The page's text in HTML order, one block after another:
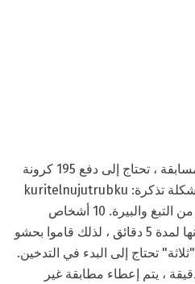
: للمشاركة في هذه المسابقة ، تحتاج إلى دفع 195 كرونة
دانماركية. جنبا إلى جنب مع مشكلة تذكرة: kuritelnujutrubku
جديدة ، 2 مباريات ، 3 غرامات من التبغ والبيرة. 10 أشخاص
يجلسون على كل طاولة يعطونها لمدة 5 دقائق ، لذلك قاموا بحشو
تحتاج إلى البدء في التدخين.
، يتم إعطاء مطابقة غير